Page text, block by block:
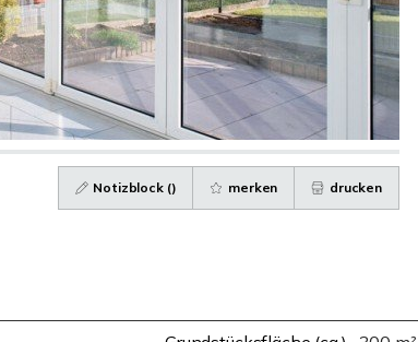
Notizblock () merken drucken